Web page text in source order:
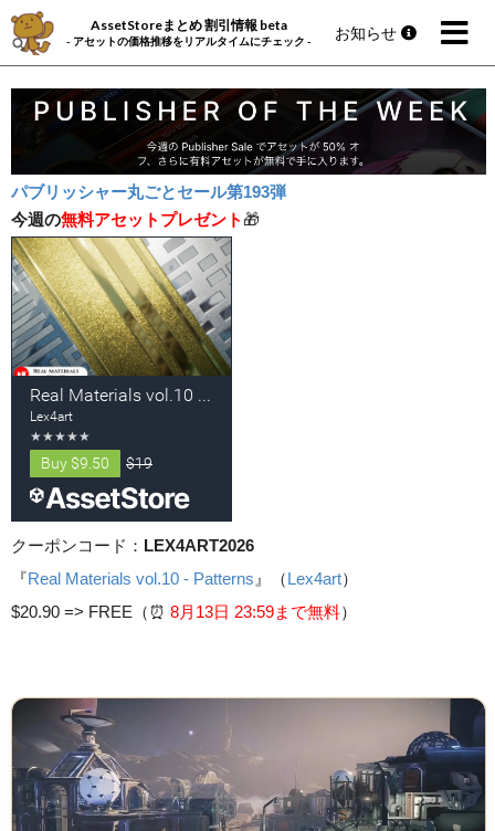
AssetStoreまとめ 割引情報 beta
- アセットの価格推移をリアルタイムにチェック - お知らせ
パブリッシャー丸ごとセール第193弾
今週の無料アセットプレゼント 🎁
クーポンコード： LEX4ART2026
『Real Materials vol.10 - Patterns 』（Lex4art）
$20.90 => FREE（⏰️ 8月13日 23:59まで無料）